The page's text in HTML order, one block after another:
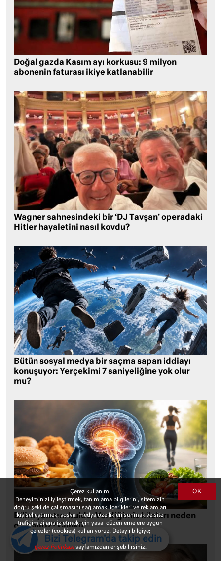
Doğal gazda Kasım ayı korkusu: 9 milyon
abonenin faturası ikiye katlanabilir
Wagner sahnesindeki bir ‘DJ Tavşan’ operadaki
Hitler hayaletini nasıl kovdu?
Bütün sosyal medya bir saçma sapan iddiayı
konuşuyor: Yerçekimi 7 saniyeliğine yok olur
mu?
Bilim yanıtını buldu: Verdiğimiz kiloları neden
geri alırız? Çünkü…
OK
Çerez kullanımı
Deneyiminizi iyileştirmek, tanımlama bilgilerini, sitemizin
doğru şekilde çalışmasını sağlamak, içerikleri ve reklamları
kişiselleştirmek, sosyal medya özellikleri sunmak ve site
trafiğimizi analiz etmek için yasal düzenlemelere uygun
çerezler (cookies) kullanıyoruz. Detaylı bilgiye;
Çerez Politikasısayfamızdan erişebilirsiniz.
Bizi Telegram'da takip edin